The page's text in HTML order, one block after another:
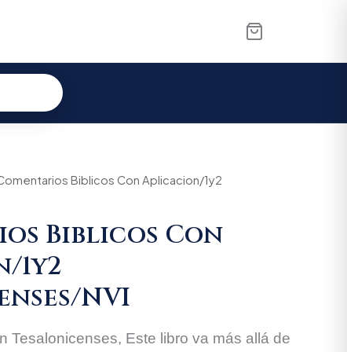
Biblicos Con Aplicacion/1y2
Biblicos Con
1y2
NVI
Tesalonicenses, Este libro va más allá de
Current
is:
$81.890.